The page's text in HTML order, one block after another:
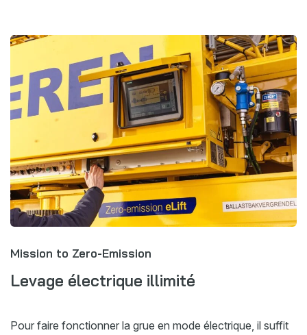
Mission to Zero-Emission
Levage électrique illimité
Pour faire fonctionner la grue en mode électrique, il suffit